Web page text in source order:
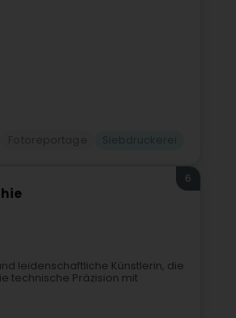
6
leidenschaftliche Künstlerin, die
technische Präzision mit